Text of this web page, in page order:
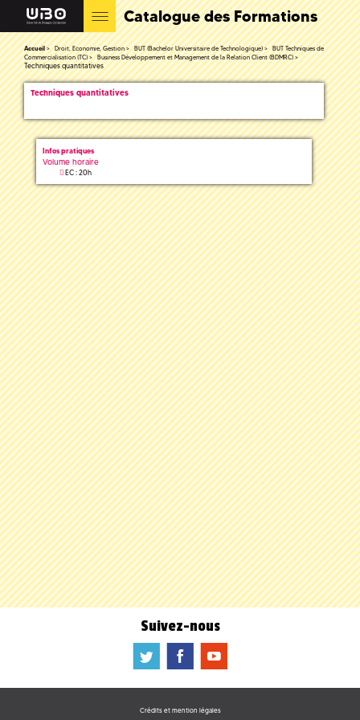
Catalogue des Formations
Accueil Droit, Economie, Gestion BUT (Bachelor Universitaire de Technologique)
BUT Techniques de
Commercialisation (TC)
Business Développement et Management de la Relation Client (BDMRC)
Techniques quantitatives
Techniques quantitatives
Infos pratiques
Volume horaire
EC : 20h
Suivez-nous
a b f
Crédits et mention légales